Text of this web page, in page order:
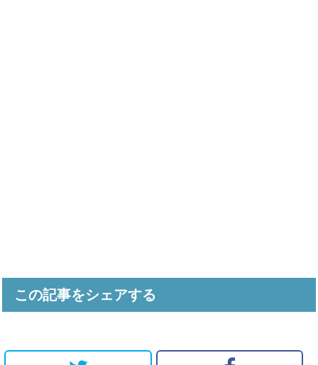
この記事をシェアする